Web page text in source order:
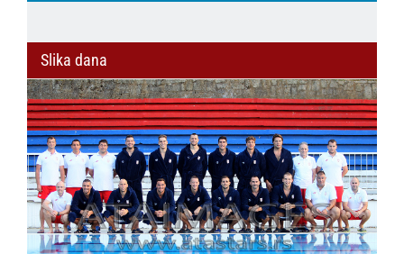
Slika dana